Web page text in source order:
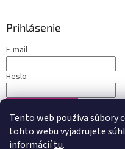
Tento web používa súbory
tohto webu vyjadrujete
informáciítu.
Prihlásenie
E-mail
Heslo
Nová registráciaZabudnuté